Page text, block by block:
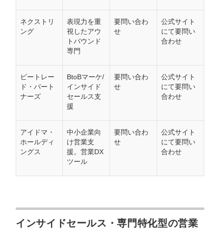
ネクストリ
ング
表現力を重
視したアウ
トバウンド
専門
要問い合わ
せ
公式サイト
にて要問い
合わせ
ビートレー
ド・パート
ナーズ
BtoBマーケ/
インサイド
セールス支
援
要問い合わ
せ
公式サイト
にて要問い
合わせ
アイドマ・
ホールディ
ングス
中小企業向
け営業支
援。営業DX
ツール
要問い合わ
せ
公式サイト
にて要問い
合わせ
インサイドセールス・専門特化型の営業